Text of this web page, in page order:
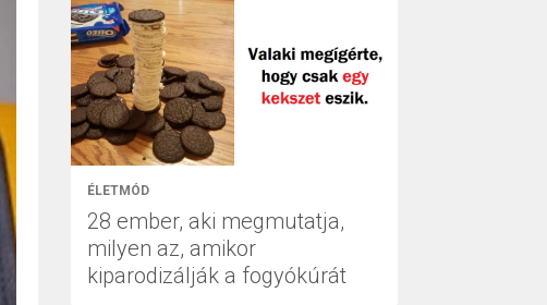
ÉLETMÓD
28 ember, aki megmutatja,
milyen az, amikor
kiparodizálják a fogyókúrát